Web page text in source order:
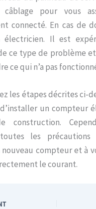
pour vous
connecté. En cas de
électricien. Il est
ce type de problème
ce qui n’a pas
les étapes décrites ci-
un compteur
construction.
les
compteur et à
le courant.